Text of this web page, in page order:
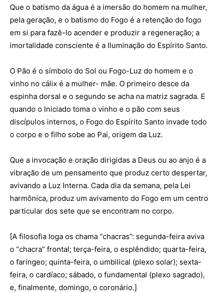
Que o batismo da água é a imersão do homem na mulher,
pela geração, e o batismo do Fogo é a retenção do fogo
em si para fazê-lo acender e produzir a regeneração; a
imortalidade consciente é a Iluminação do Espírito Santo.
O Pão é o símbolo do Sol ou Fogo-Luz do homem e o
vinho no cálix é a mulher- mãe. O primeiro desce da
espinha dorsal e o segundo se acha na matriz sagrada. E
quando o Iniciado toma o vinho e o pão com seus
discípulos internos, o Fogo do Espírito Santo invade todo
o corpo e o filho sobe ao Pai, origem da Luz.
Que a invocação e oração dirigidas a Deus ou ao anjo é a
vibração de um pensamento que produz certo despertar,
avivando a Luz Interna. Cada dia da semana, pela Lei
harmônica, produz um avivamento do Fogo em um centro
particular dos sete que se encontram no corpo.
[A filosofia Ioga os chama “chacras”: segunda-feira aviva
o “chacra” frontal; terça-feira, o esplêndido; quarta-feira,
o faríngeo; quinta-feira, o umbilical (plexo solar); sexta-
feira, o cardíaco; sábado, o fundamental (plexo sagrado),
e, finalmente, domingo, o coronário.]